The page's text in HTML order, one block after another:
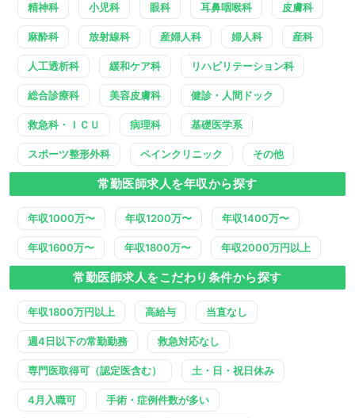
精神科 小児科 眼科 耳鼻咽喉科 皮膚科
麻酔科 放射線科 産婦人科 婦人科 産科
人工透析科 緩和ケア科 リハビリテーション科
総合診療科 美容皮膚科 健診・人間ドック
救急科・ＩＣＵ 病理科 基礎医学系
スポーツ整形外科 ペインクリニック その他
常勤医師求人を年収から探す
年収1000万〜 年収1200万〜 年収1400万〜
年収1600万〜 年収1800万〜 年収2000万円以上
常勤医師求人をこだわり条件から探す
年収1800万円以上 高給与 当直なし
週4日以下の常勤勤務 救急対応なし
専門医取得可（認定医含む） 土・日・祝日休み
4月入職可 手術・症例件数が多い